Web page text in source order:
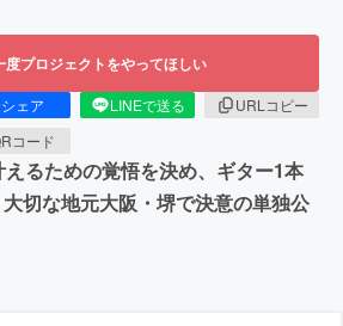
度プロジェクトをやってほしい
シェア LINEで送る
URLコピー
コード
るための覚悟を決め、ギター1本
切な地元大阪・堺で決意の単独公